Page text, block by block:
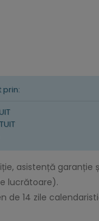
prin:
asistență garanție
lucrătoare).
de 14 zile